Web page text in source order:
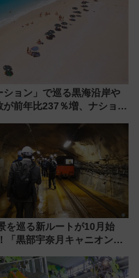
ョン」で巡る黒海沿岸や
前年比237％増、ナショジ
を巡る新ルートが10月始
「黒部宇奈月キャニオンル
がオープン